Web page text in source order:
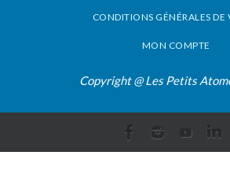
CONDITIONS GÉNÉRALES DE
MON COMPTE
Copyright @ Les Petits